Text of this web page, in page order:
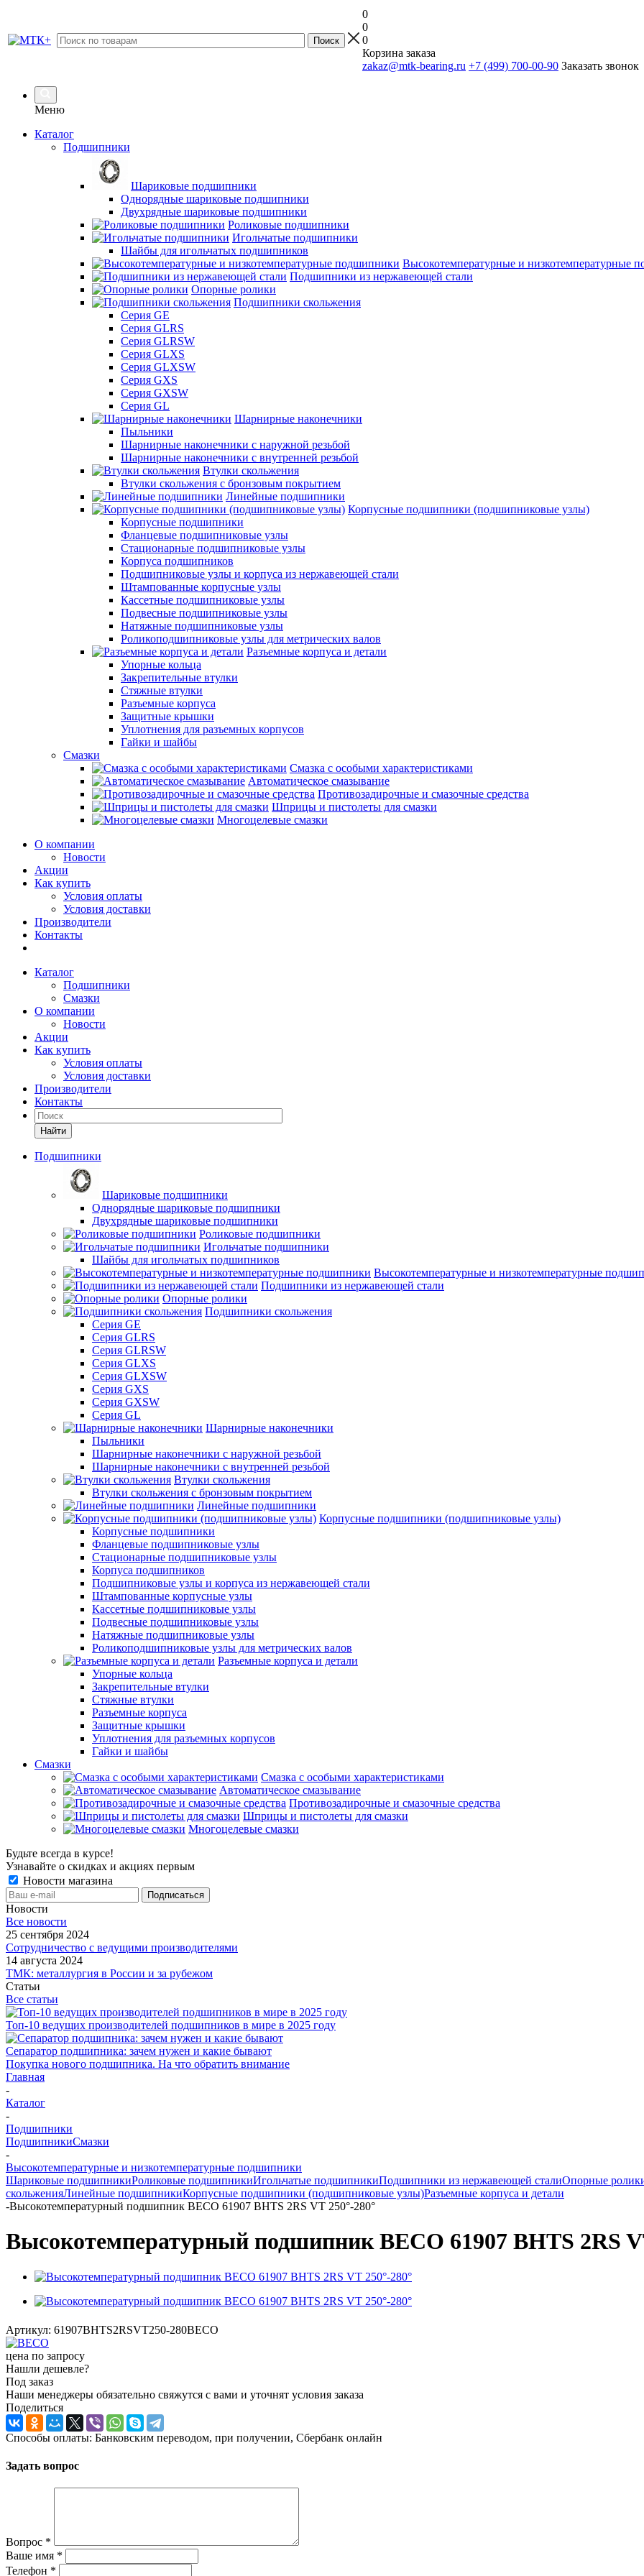
0
0
0
Корзина заказа
zakaz@mtk-bearing.ru +7 (499) 700-00-90 Заказать звонок
Меню
Каталог
Подшипники
Шариковые подшипники
Однорядные шариковые подшипники
Двухрядные шариковые подшипники
Роликовые подшипники
Игольчатые подшипники
Шайбы для игольчатых подшипников
Высокотемпературные и низкотемпературные
Подшипники из нержавеющей стали
Опорные ролики
Подшипники скольжения
Серия GE
Серия GLRS
Серия GLRSW
Серия GLXS
Серия GLXSW
Серия GXS
Серия GXSW
Серия GL
Шарнирные наконечники
Пыльники
Шарнирные наконечники с наружной резьбой
Шарнирные наконечники с внутренней резьбой
Втулки скольжения
Втулки скольжения с бронзовым покрытием
Линейные подшипники
Корпусные подшипники (подшипниковые узлы)
Корпусные подшипники
Фланцевые подшипниковые узлы
Стационарные подшипниковые узлы
Корпуса подшипников
Подшипниковые узлы и корпуса из нержавеющей стали
Штампованные корпусные узлы
Кассетные подшипниковые узлы
Подвесные подшипниковые узлы
Натяжные подшипниковые узлы
Роликоподшипниковые узлы для метрических валов
Разъемные корпуса и детали
Упорные кольца
Закрепительные втулки
Стяжные втулки
Разъемные корпуса
Защитные крышки
Уплотнения для разъемных корпусов
Гайки и шайбы
Смазки
Смазка с особыми характеристиками
Автоматическое смазывание
Противозадирочные и смазочные средства
Шприцы и пистолеты для смазки
Многоцелевые смазки
О компании
Новости
Акции
Как купить
Условия оплаты
Условия доставки
Производители
Контакты
Каталог
Подшипники
Смазки
О компании
Новости
Акции
Как купить
Условия оплаты
Условия доставки
Производители
Контакты
Найти
Подшипники
Шариковые подшипники
Однорядные шариковые подшипники
Двухрядные шариковые подшипники
Роликовые подшипники
Игольчатые подшипники
Шайбы для игольчатых подшипников
Высокотемпературные и низкотемпературные
Подшипники из нержавеющей стали
Опорные ролики
Подшипники скольжения
Серия GE
Серия GLRS
Серия GLRSW
Серия GLXS
Серия GLXSW
Серия GXS
Серия GXSW
Серия GL
Шарнирные наконечники
Пыльники
Шарнирные наконечники с наружной резьбой
Шарнирные наконечники с внутренней резьбой
Втулки скольжения
Втулки скольжения с бронзовым покрытием
Линейные подшипники
Корпусные подшипники (подшипниковые узлы)
Корпусные подшипники
Фланцевые подшипниковые узлы
Стационарные подшипниковые узлы
Корпуса подшипников
Подшипниковые узлы и корпуса из нержавеющей стали
Штампованные корпусные узлы
Кассетные подшипниковые узлы
Подвесные подшипниковые узлы
Натяжные подшипниковые узлы
Роликоподшипниковые узлы для метрических валов
Разъемные корпуса и детали
Упорные кольца
Закрепительные втулки
Стяжные втулки
Разъемные корпуса
Защитные крышки
Уплотнения для разъемных корпусов
Гайки и шайбы
Смазки
Смазка с особыми характеристиками
Автоматическое смазывание
Противозадирочные и смазочные средства
Шприцы и пистолеты для смазки
Многоцелевые смазки
Будьте всегда в курсе!
Узнавайте о скидках и акциях первым
Новости магазина
Новости
Все новости
25 сентября 2024
Сотрудничество с ведущими производителями
14 августа 2024
ТМК: металлургия в России и за рубежом
Статьи
Все статьи
Топ-10 ведущих производителей подшипников в мире в 2025 году
Сепаратор подшипника: зачем нужен и какие бывают
Покупка нового подшипника. На что обратить внимание
Главная
-
Каталог
-
Подшипники
ПодшипникиСмазки
-
Высокотемпературные и низкотемпературные подшипники
Шариковые подшипникиРоликовые подшипникиИгольчатые подшипникиПодшипники из нержавеющей сталиОпорные
скольженияЛинейные подшипникиКорпусные подшипники (подшипниковые узлы)Разъемные корпуса и детали
-Высокотемпературный подшипник BECO 61907 BHTS 2RS VT 250°-280°
Высокотемпературный подшипник BECO 61907 BHTS 2RS
Артикул: 61907BHTS2RSVT250-280BECO
цена по запросу
Нашли дешевле?
Под заказ
Наши менеджеры обязательно свяжутся с вами и уточнят условия заказа
Поделиться
Способы оплаты: Банковским переводом, при получении, Сбербанк онлайн
Задать вопрос
Вопрос *
Ваше имя *
Телефон *